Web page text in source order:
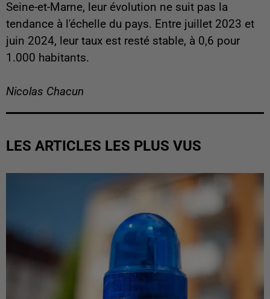
Seine-et-Marne, leur évolution ne suit pas la
tendance à l'échelle du pays. Entre juillet 2023 et
juin 2024, leur taux est resté stable, à 0,6 pour
1.000 habitants.
Nicolas Chacun
LES ARTICLES LES PLUS VUS